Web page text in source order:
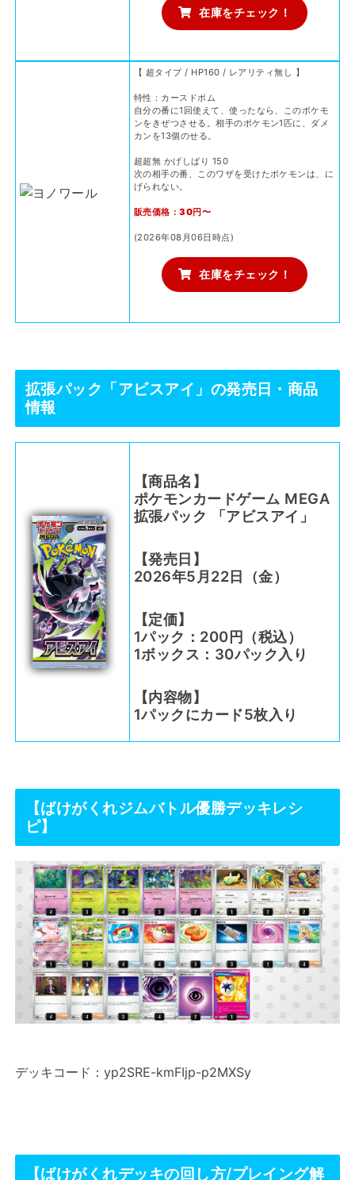
在庫をチェック！
【 超タイプ / HP160 / レアリティ無し 】
特性：カースドボム
自分の番に1回使えて、使ったなら、このポケモ
ンをきぜつさせる。相手のポケモン1匹に、ダメ
カンを13個のせる。
超超無 かげしばり 150
次の相手の番、このワザを受けたポケモンは、に
げられない。
販売価格：30円〜
(2026年08月06日時点)
在庫をチェック！
拡張パック「アビスアイ」の発売日・商品
情報
【商品名】
ポケモンカードゲーム MEGA
拡張パック 「アビスアイ」
【発売日】
2026年5月22日（金）
【定価】
1パック：200円（税込）
1ボックス：30パック入り
【内容物】
1パックにカード5枚入り
【ばけがくれジムバトル優勝デッキレシ
ピ】
デッキコード：yp2SRE-kmFIjp-p2MXSy
【ばけがくれデッキの回し方/プレイング解